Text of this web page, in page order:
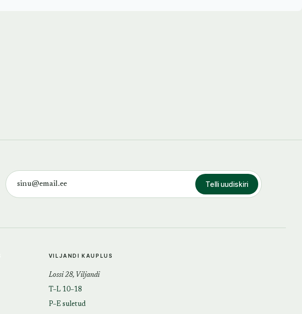
Telli uudiskiri
VILJANDI KAUPLUS
Lossi 28, Viljandi
T–L 10–18
P–E suletud